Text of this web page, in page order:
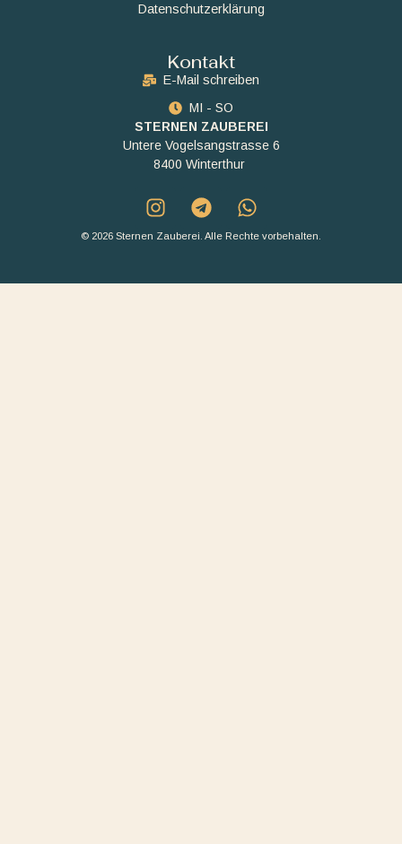
Datenschutzerklärung
Kontakt
E-Mail schreiben
MI - SO
STERNEN ZAUBEREI
Untere Vogelsangstrasse 6
8400 Winterthur
© 2026 Sternen Zauberei. Alle Rechte vorbehalten.